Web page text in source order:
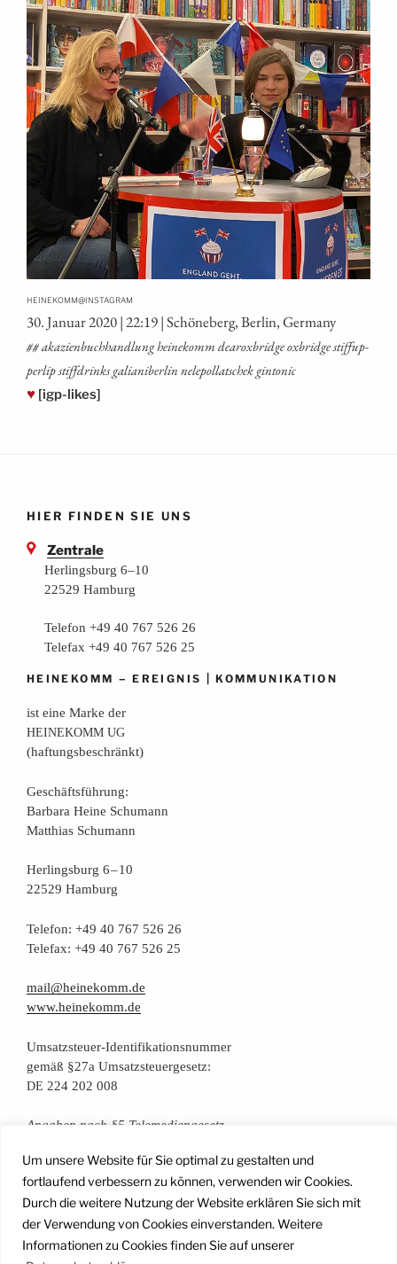
Um unsere Website für Sie optimal zu gestalten und
fortlaufend verbessern zu können, verwenden wir Cookies.
Durch die weitere Nutzung der Website erklären Sie sich mit
der Verwendung von Cookies einverstanden. Weitere
Informationen zu Cookies finden Sie auf unserer
HEINEKOMM@INSTAGRAM
30. Janu­ar 2020 | 22:19 | Schö­ne­berg, Ber­lin, Germany
## aka­zi­en­buch­hand­lung hei­ne­komm dearox­bridge oxbridge stif­fup­
per­lip stiff­drinks galia­ni­ber­lin nele­pol­lat­schek gintonic
♥ [igp-likes]
HIER FINDEN SIE UNS
Zentrale
Herlingsburg 6–10
22529 Hamburg
Telefon +49 40 767 526 26
Telefax +49 40 767 526 25
HEINEKOMM –EREIGNIS |KOMMUNIKATION
ist eine Mar­ke der
HEINEKOMM UG
(haf­tungs­be­schränkt)
Geschäfts­füh­rung:
Bar­ba­ra Hei­ne Schumann
Mat­thi­as Schumann
Her­lings­burg 6 – 10
22529 Hamburg
Tele­fon: +49 40 767 526 26
Tele­fax: +49 40 767 526 25
mail@heinekomm.de
www.heinekomm.de
Umsatz­steu­er-Iden­ti­fi­ka­ti­ons­num­mer
gemäß §27a Umsatzsteuergesetz:
DE 224 202 008
Anga­ben nach §5 Telemediengesetz
Daten­schutz­er­klä­rung
FacebookInstagramYouTubeMail